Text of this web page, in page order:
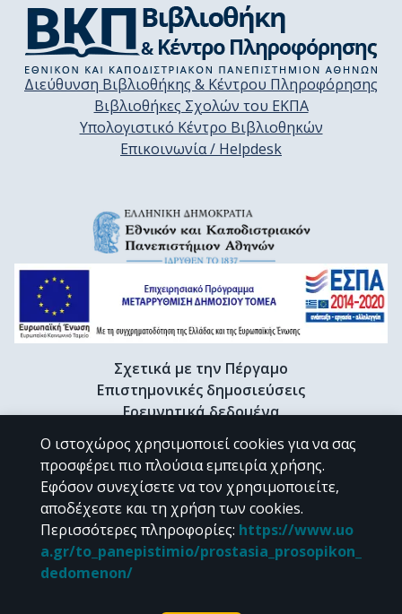
Διεύθυνση Βιβλιοθήκης & Κέντρου Πληροφόρησης
Βιβλιοθήκες Σχολών του ΕΚΠΑ
Υπολογιστικό Κέντρο Βιβλιοθηκών
Επικοινωνία / Helpdesk
Σχετικά με την Πέργαμο
Επιστημονικές δημοσιεύσεις
Ερευνητικά δεδομένα
Διδακτορικές διατριβές & Γκρίζα βιβλιογραφία
Προφίλ Ερευνητή
CC BY-NC 4.0
Εκτός αν αναφέρεται διαφορετικά, το υλικό της "Περγάμου" διατίθεται
Ο ιστοχώρος χρησιμοποιεί cookies για να σας
προσφέρει πιο πλούσια εμπειρία χρήσης.
Εφόσον συνεχίσετε να τον χρησιμοποιείτε,
αποδέχεστε και τη χρήση των cookies.
Περισσότερες πληροφορίες: https://www.uo
a.gr/to_panepistimio/prostasia_prosopikon_
dedomenon/